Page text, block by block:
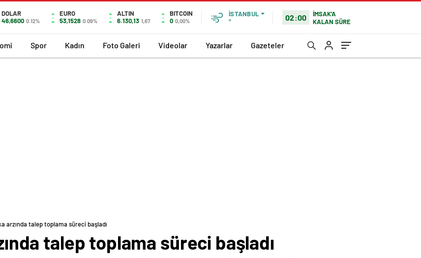
DOLAR
46,6600 0.12%
EURO
53,1528 0.09%
ALTIN
6.130,13 1,67
BITCOIN
0 0,00%
İSTANBUL
°
02:00
İMSAK'A
KALAN SÜRE
Spor Kadın Foto Galeri Videolar Yazarlar Gazeteler
arzında talep toplama süreci başladı
talep toplama süreci başladı